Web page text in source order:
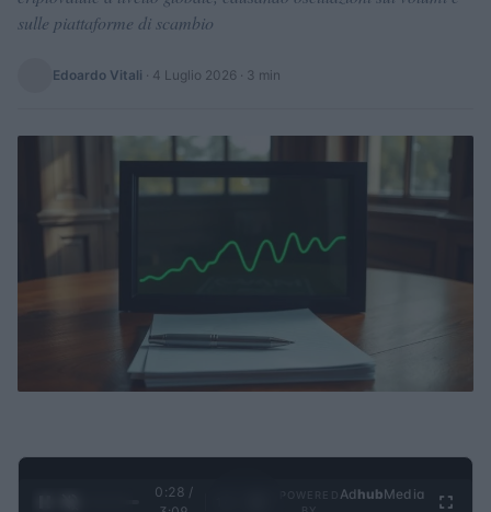
sulle piattaforme di scambio
Edoardo Vitali · 4 Luglio 2026 · 3 min
0:29 /
Ad hubMedia